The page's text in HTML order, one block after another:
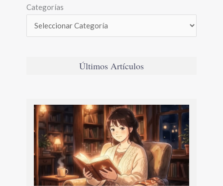
Categorías
Últimos Artículos